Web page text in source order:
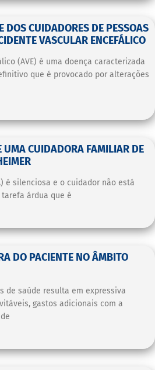
DOS CUIDADORES DE PESSOAS
VASCULAR ENCEFÁLICO
(AVE) é uma doença caracterizada
que é provocado por alterações
UMA CUIDADORA FAMILIAR DE
é silenciosa e o cuidador não está
árdua que é
DO PACIENTE NO ÂMBITO
de saúde resulta em expressiva
gastos adicionais com a